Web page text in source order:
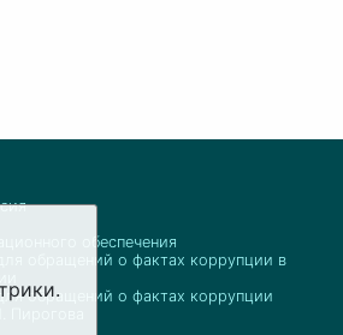
обеспечения
для обращений о фактах коррупции в
обращений о фактах коррупции